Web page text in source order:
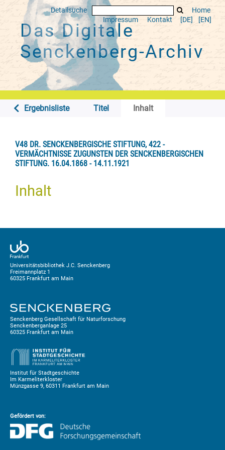
Detailsuche
Home
Impressum
Kontakt [DE] [EN]
Das Digitale
Senckenberg-Archiv
Ergebnisliste Titel Inhalt
V48 DR. SENCKENBERGISCHE STIFTUNG, 422 -
VERMÄCHTNISSE ZUGUNSTEN DER SENCKENBERGISCHEN
STIFTUNG. 16.04.1868 - 14.11.1921
Inhalt
Universitätsbibliothek J.C. Senckenberg
Freimannplatz 1
60325 Frankfurt am Main
Senckenberg Gesellschaft für Naturforschung
Senckenberganlage 25
60325 Frankfurt am Main
Institut für Stadtgeschichte
Im Karmeliterkloster
Münzgasse 9, 60311 Frankfurt am Main
Gefördert von: